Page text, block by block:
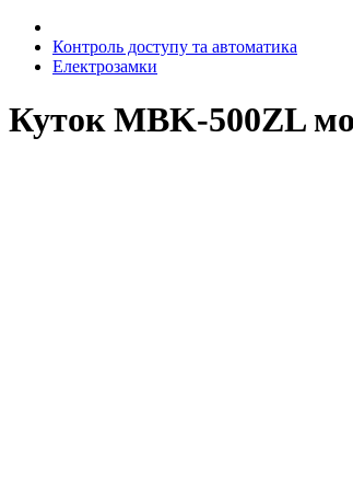
Контроль доступу та автоматика
Електрозамки
Куток MBK-500ZL